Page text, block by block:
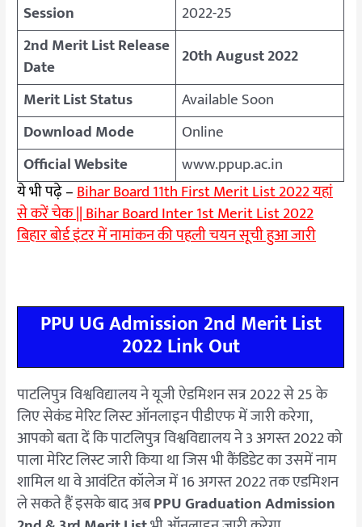
Session
2022-25
2nd Merit List Release
Date
20th August 2022
Merit List Status
Available Soon
Download Mode
Online
Official Website
www.ppup.ac.in
ये भी पढ़े –Bihar Board 11th First Merit List 2022 यहां
से करें चेक || Bihar Board Inter 1st Merit List 2022
बिहार बोर्ड इंटर में नामांकन की पहली चयन सूची हुआ जारी
PPU UG Admission 2nd Merit List
2022 Link Out
पाटलिपुत्र विश्वविद्यालय ने यूजी ऐडमिशन सत्र 2022 से 25 के
लिए सेकंड मेरिट लिस्ट ऑनलाइन पीडीएफ में जारी करेगा,
आपको बता दें कि पाटलिपुत्र विश्वविद्यालय ने 3 अगस्त 2022 को
पाला मेरिट लिस्ट जारी किया था जिस भी कैंडिडेट का उसमें नाम
शामिल था वे आवंटित कॉलेज में 16 अगस्त 2022 तक एडमिशन
ले सकते हैं इसके बाद अबPPU Graduation Admission